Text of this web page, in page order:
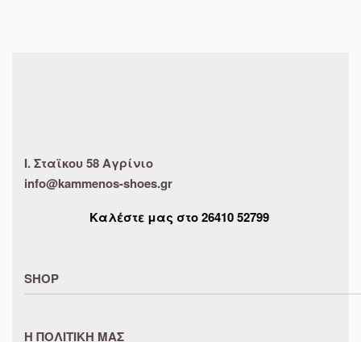
Ι. Σταϊκου 58 Αγρίνιο
info@kammenos-shoes.gr
Καλέστε μας στο2641052799
SHOP
Η ΠΟΛΙΤΙΚΗ ΜΑΣ